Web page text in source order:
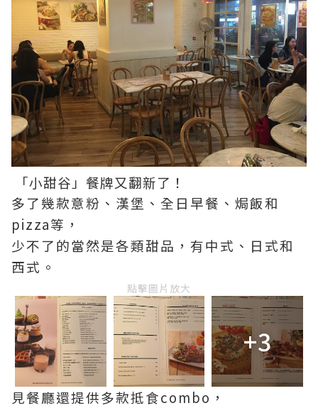
「小甜谷」餐牌又翻新了！
多了幾款意粉、漢堡、全日早餐、焗飯和
pizza等，
少不了的當然是各類甜品，有中式、日式和
西式。
點擊圖片放大
+3
見餐廳還提供多款抵食combo，